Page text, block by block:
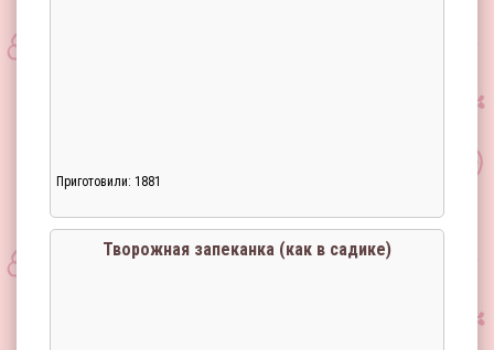
Приготовили: 1881
Творожная запеканка (как в садике)